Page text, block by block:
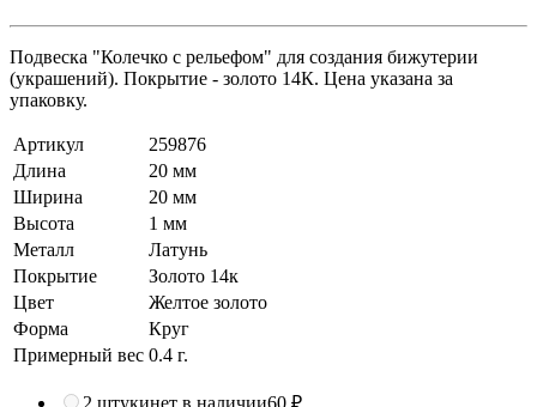
Подвеска "Колечко с рельефом" для создания бижутерии
(украшений). Покрытие - золото 14К. Цена указана за
упаковку.
Артикул
259876
Длина
20 мм
Ширина
20 мм
Высота
1 мм
Металл
Латунь
Покрытие
Золото 14к
Цвет
Желтое золото
Форма
Круг
Примерный вес 0.4 г.
2 штукинет в наличии60 ₽